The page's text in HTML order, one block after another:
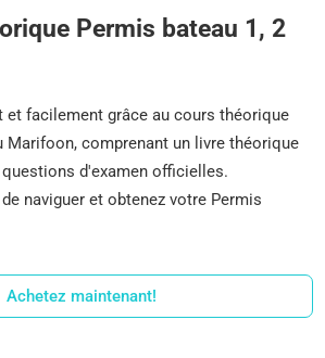
Permis bateau 1, 2
et facilement grâce au cours théorique
Marifoon, comprenant un livre théorique
d'examen officielles.
naviguer et obtenez votre Permis
Achetez maintenant!